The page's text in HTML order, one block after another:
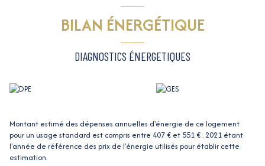
vente : contactez Dominique VINCENTI, Tel 06 62 50 54 72
Les informations sur les risques auxquels ce bien est exposé sont
BILAN ÉNERGÉTIQUE
DIAGNOSTICS ÉNERGETIQUES
Montant estimé des dépenses annuelles d'énergie de ce logement
pour un usage standard est compris entre 407 € et 551 € . 2021 étant
l'année de référence des prix de l'énergie utilisés pour établir cette
estimation.